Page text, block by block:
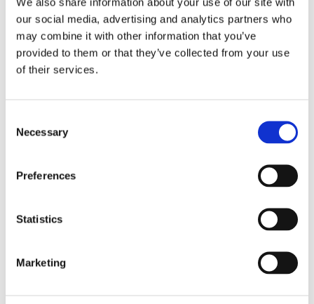
our social media, advertising and analytics partners who
may combine it with other information that you’ve
provided to them or that they’ve collected from your use
of their services.
Selection
Necessary
Preferences
Statistics
Marketing
l’eventuale decadenza del termine
semestrale previsto per il creditore, potrà
dunque liberarsi di queste passivitàe
dedicarsi meno faticosamente al tentativo di
escluda l’applicazione dell’art. 1957 c.c. e
suoi confronti, clausola che come si è già
Dott. Giuseppe Tarabuso